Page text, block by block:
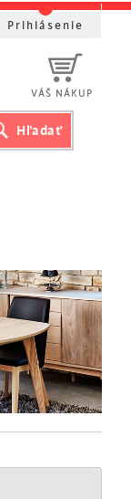
VÁŠ NÁKUP
Prihlásenie